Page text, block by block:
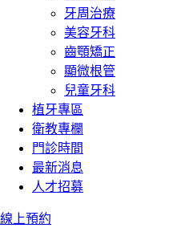
牙周治療
美容牙科
齒顎矯正
顯微根管
兒童牙科
植牙專區
衛教專欄
門診時間
最新消息
人才招募
線上預約